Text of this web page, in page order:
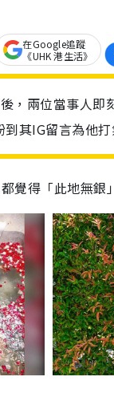
在Google追蹤
《UHK 港生活》
，兩位當事人即
其IG留言為他打
覺得「此地無銀